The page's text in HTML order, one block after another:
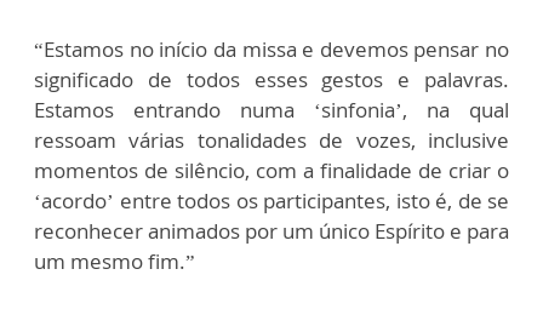
“Estamos no início da missa e devemos pensar no
significado de todos esses gestos e palavras.
Estamos entrando numa ‘sinfonia’, na qual
ressoam várias tonalidades de vozes, inclusive
momentos de silêncio, com a finalidade de criar o
‘acordo’ entre todos os participantes, isto é, de se
reconhecer animados por um único Espírito e para
um mesmo fim.”